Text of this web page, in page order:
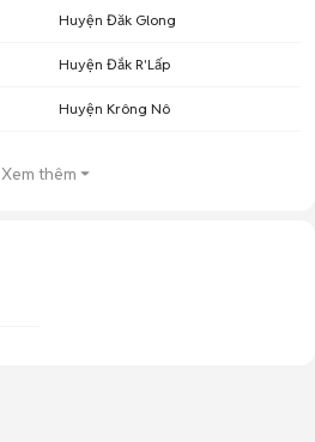
Huyện Đăk Glong
Huyện Đắk R'Lấp
Huyện Krông Nô
Xem thêm